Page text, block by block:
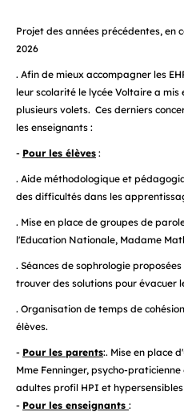
Projet des années précédentes, en
2026
. Afin de mieux accompagner les
leur scolarité le lycée Voltaire a
plusieurs volets. Ces derniers
les enseignants :
- Pour les élèves :
. Aide méthodologique et
des difficultés dans les
. Mise en place de groupes de
l'Education Nationale, Madame
. Séances de sophrologie
trouver des solutions pour évacuer
. Organisation de temps de
élèves.
- Pour les parents:. Mise en place
Mme Fenninger, psycho-
adultes profil HPI et hypersensibles
- Pour les enseignants :